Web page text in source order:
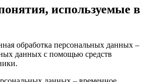
используемые в
обработка персональных данных –
данных с помощью средств